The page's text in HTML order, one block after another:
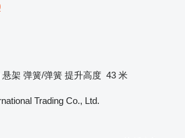
悬架 弹簧/弹簧 提升高度 43 米
Trading Co., Ltd.